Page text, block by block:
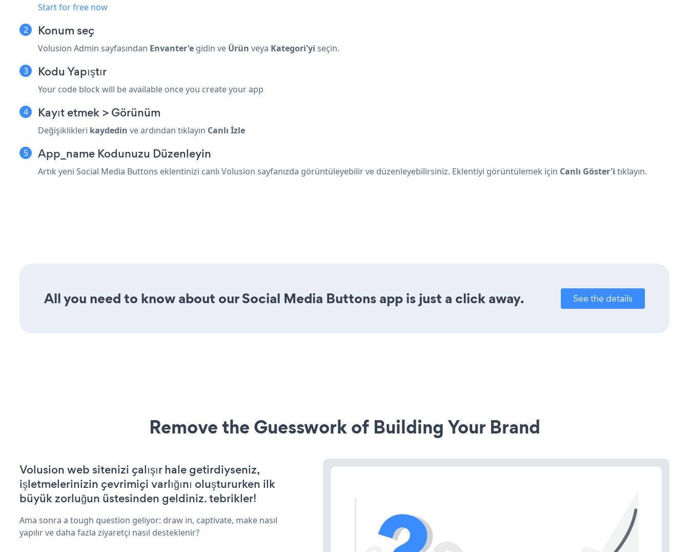
Start for free now
Konum seç
Volusion Admin sayfasından Envanter'e gidin ve Ürün veya Kategori'yi seçin.
Kodu Yapıştır
Your code block will be available once you create your app
Kayıt etmek > Görünüm
Değişiklikleri kaydedin ve ardından tıklayın Canlı İzle
App_name Kodunuzu Düzenleyin
Artık yeni Social Media Buttons eklentinizi canlı Volusion sayfanızda görüntüleyebilir ve düzenleyebilirsiniz. Eklentiyi görüntülemek için Canlı Göster'i tıklayın.
All you need to know about our Social Media Buttons app is just a click away. See the details
Remove the Guesswork of Building Your Brand
Volusion web sitenizi çalışır hale getirdiyseniz,
işletmelerinizin çevrimiçi varlığını oluştururken ilk
büyük zorluğun üstesinden geldiniz. tebrikler!
Ama sonra a tough question geliyor: draw in, captivate, make nasıl
yapılır ve daha fazla ziyaretçi nasıl desteklenir?